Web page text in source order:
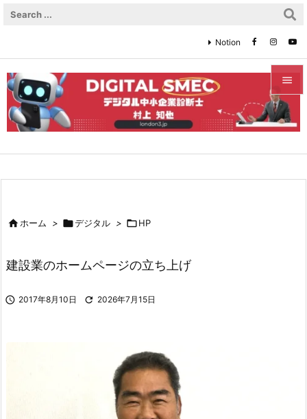


メニュ

Notion
ホーム > デジタル > HP
建設業のホームページの立ち上げ
 2017年8月10日  2026年7月15日